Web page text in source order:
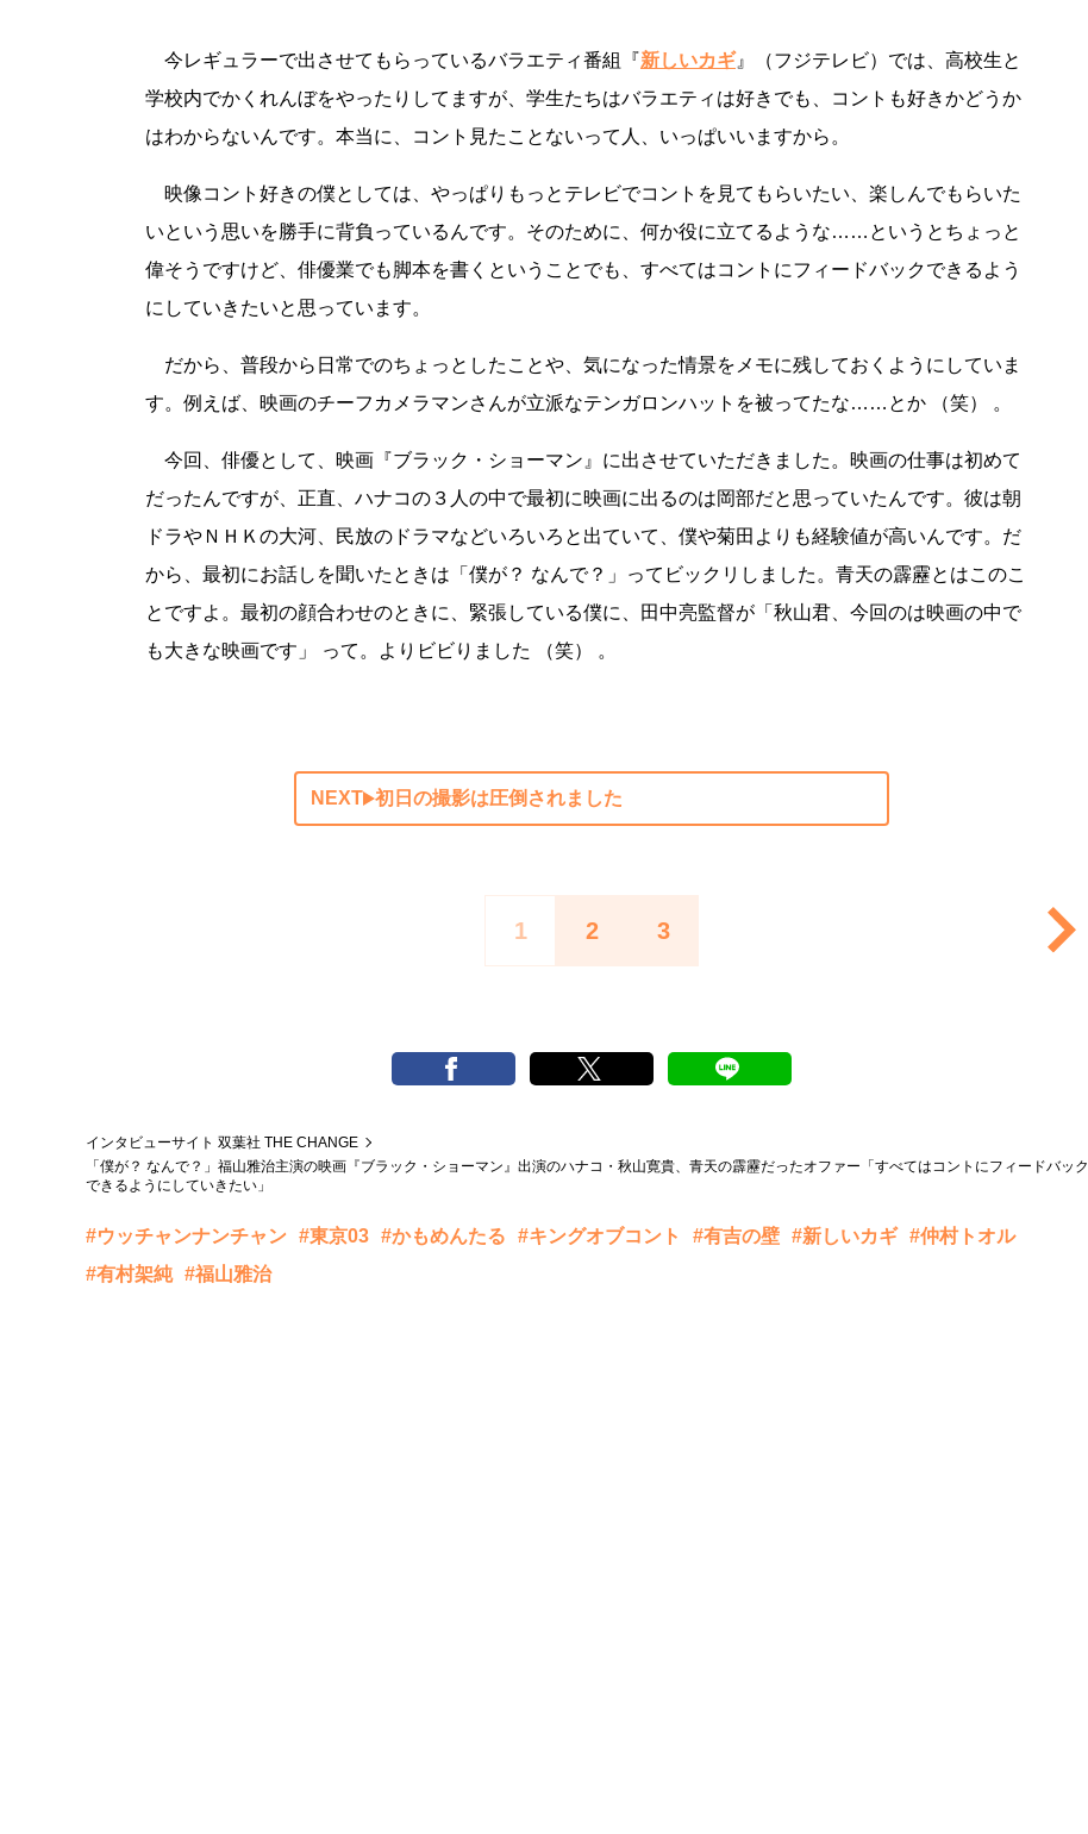
今レギュラーで出させてもらっているバラエティ番組『新しいカギ』（フジテレビ）では、高校生と
学校内でかくれんぼをやったりしてますが、学生たちはバラエティは好きでも、コントも好きかどうか
はわからないんです。本当に、コント見たことないって人、いっぱいいますから。
映像コント好きの僕としては、やっぱりもっとテレビでコントを見てもらいたい、楽しんでもらいた
いという思いを勝手に背負っているんです。そのために、何か役に立てるような……というとちょっと
偉そうですけど、俳優業でも脚本を書くということでも、すべてはコントにフィードバックできるよう
にしていきたいと思っています。
だから、普段から日常でのちょっとしたことや、気になった情景をメモに残しておくようにしていま
す。例えば、映画のチーフカメラマンさんが立派なテンガロンハットを被ってたな……とか （笑） 。
今回、俳優として、映画『ブラック・ショーマン』に出させていただきました。映画の仕事は初めて
だったんですが、正直、ハナコの３人の中で最初に映画に出るのは岡部だと思っていたんです。彼は朝
ドラやＮＨＫの大河、民放のドラマなどいろいろと出ていて、僕や菊田よりも経験値が高いんです。だ
から、最初にお話しを聞いたときは「僕が？ なんで？」ってビックリしました。青天の霹靂とはこのこ
とですよ。最初の顔合わせのときに、緊張している僕に、田中亮監督が「秋山君、今回のは映画の中で
も大きな映画です」 って。よりビビりました （笑） 。
NEXT 初日の撮影は圧倒されました
1 2 3
インタビューサイト 双葉社 THE CHANGE
「僕が？ なんで？」福山雅治主演の映画『ブラック・ショーマン』出演のハナコ・秋山寛貴、青天の霹靂だったオファー「すべてはコントにフィードバック
できるようにしていきたい」
#ウッチャンナンチャン #東京03 #かもめんたる #キングオブコント #有吉の壁 #新しいカギ #仲村トオル
#有村架純 #福山雅治